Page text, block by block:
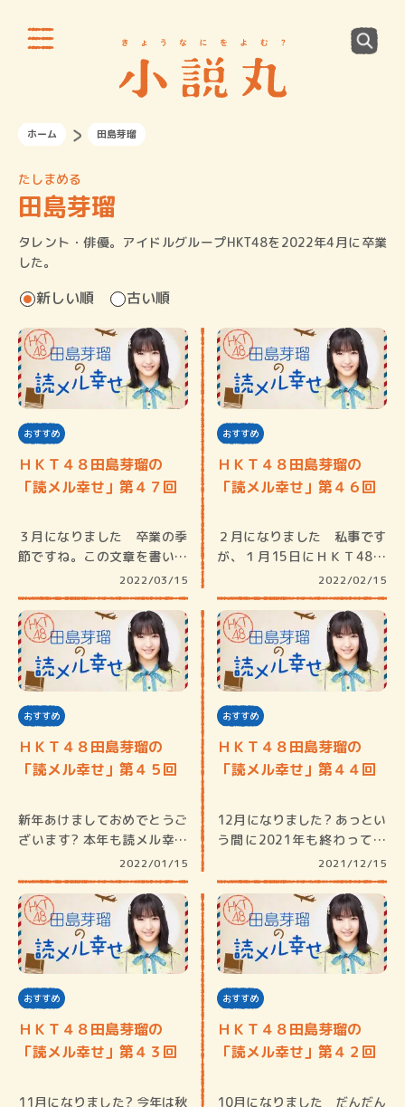
ホーム 田島芽瑠
たしまめる
田島芽瑠
タレント・俳優。アイドルグループHKT48を2022年4月に卒業
した。
新しい順 古い順
おすすめ
ＨＫＴ４８田島芽瑠の
「読メル幸せ」第４７回
３月になりました 卒業の季
節ですね。この文章を書いて
2022/03/15
おすすめ
ＨＫＴ４８田島芽瑠の
「読メル幸せ」第４６回
２月になりました 私事です
が、１月15日にＨＫＴ48の
2022/02/15
おすすめ
ＨＫＴ４８田島芽瑠の
「読メル幸せ」第４５回
新年あけましておめでとうご
ざいます? 本年も読メル幸せ
2022/01/15
おすすめ
ＨＫＴ４８田島芽瑠の
「読メル幸せ」第４４回
12月になりました? あっとい
う間に2021年も終わってし
2021/12/15
おすすめ
ＨＫＴ４８田島芽瑠の
「読メル幸せ」第４３回
11月になりました? 今年は秋
おすすめ
ＨＫＴ４８田島芽瑠の
「読メル幸せ」第４２回
10月になりました だんだん